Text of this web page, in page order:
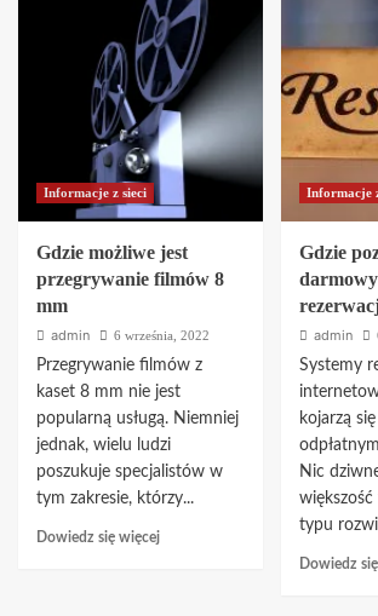
przez
Internet!
Informacje z sieci
Gdzie możliwe jest
przegrywanie filmów 8
mm
admin 6 września, 2022
Przegrywanie filmów z
kaset 8 mm nie jest
popularną usługą. Niemniej
jednak, wielu ludzi
poszukuje specjalistów w
tym zakresie, którzy...
Dowiedz się więcejDowiedz
Informacje
Gdzie
admin
Systemy
kojarzą
Nic
typu
Dowiedz